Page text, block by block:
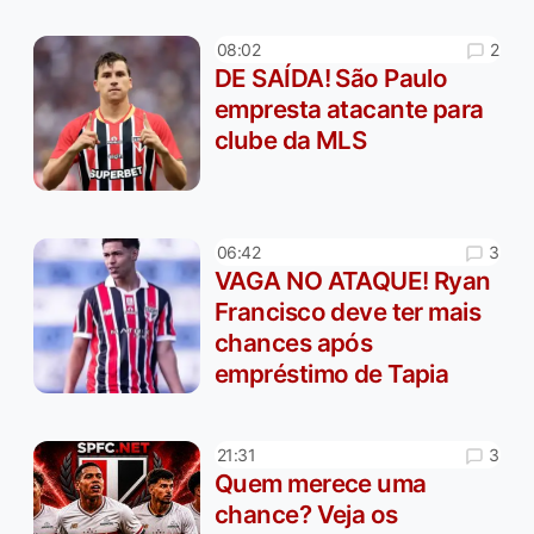
08:02 2
DE SAÍDA! São Paulo
empresta atacante para
clube da MLS
06:42 3
VAGA NO ATAQUE! Ryan
Francisco deve ter mais
chances após
empréstimo de Tapia
21:31 3
Quem merece uma
chance? Veja os